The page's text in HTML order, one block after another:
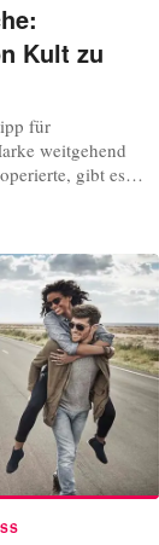
Kult zu
für
weitgehend
gibt es
die für ein T-
sogar einen
hätten,
anzustellen.